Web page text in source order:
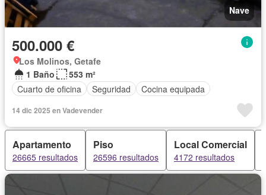
Nave
500.000 €
Los Molinos, Getafe
1 Baño
553 m²
Cuarto de oficina
Seguridad Cocina equipada
14 dic 2025 en Vadevender
Apartamento
26665 resultados
Piso
26596 resultados
Local Comercial
4172 resultados